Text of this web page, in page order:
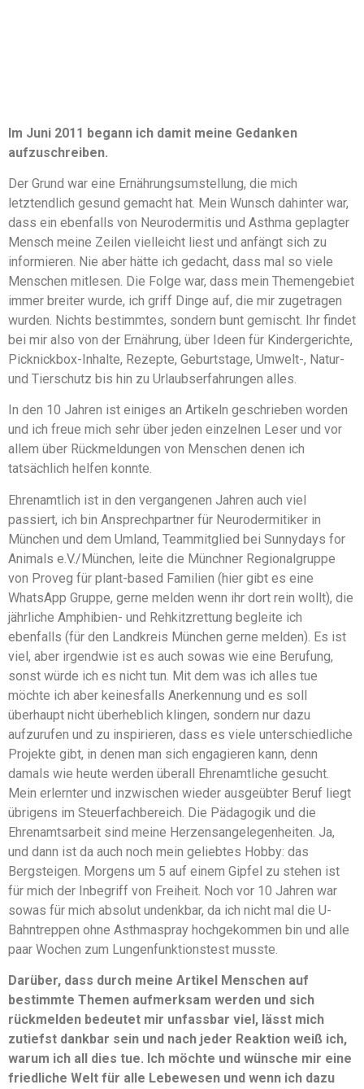
Im Juni 2011 begann ich damit meine Gedanken
aufzuschreiben.
Der Grund war eine Ernährungsumstellung, die mich
letztendlich gesund gemacht hat. Mein Wunsch dahinter war,
dass ein ebenfalls von Neurodermitis und Asthma geplagter
Mensch meine Zeilen vielleicht liest und anfängt sich zu
informieren. Nie aber hätte ich gedacht, dass mal so viele
Menschen mitlesen. Die Folge war, dass mein Themengebiet
immer breiter wurde, ich griff Dinge auf, die mir zugetragen
wurden. Nichts bestimmtes, sondern bunt gemischt. Ihr findet
bei mir also von der Ernährung, über Ideen für Kindergerichte,
Picknickbox-Inhalte, Rezepte, Geburtstage, Umwelt-, Natur-
und Tierschutz bis hin zu Urlaubserfahrungen alles.
In den 10 Jahren ist einiges an Artikeln geschrieben worden
und ich freue mich sehr über jeden einzelnen Leser und vor
allem über Rückmeldungen von Menschen denen ich
tatsächlich helfen konnte.
Ehrenamtlich ist in den vergangenen Jahren auch viel
passiert, ich bin Ansprechpartner für Neurodermitiker in
München und dem Umland, Teammitglied bei Sunnydays for
Animals e.V./München, leite die Münchner Regionalgruppe
von Proveg für plant-based Familien (hier gibt es eine
WhatsApp Gruppe, gerne melden wenn ihr dort rein wollt), die
jährliche Amphibien- und Rehkitzrettung begleite ich
ebenfalls (für den Landkreis München gerne melden). Es ist
viel, aber irgendwie ist es auch sowas wie eine Berufung,
sonst würde ich es nicht tun. Mit dem was ich alles tue
möchte ich aber keinesfalls Anerkennung und es soll
überhaupt nicht überheblich klingen, sondern nur dazu
aufzurufen und zu inspirieren, dass es viele unterschiedliche
Projekte gibt, in denen man sich engagieren kann, denn
damals wie heute werden überall Ehrenamtliche gesucht.
Mein erlernter und inzwischen wieder ausgeübter Beruf liegt
übrigens im Steuerfachbereich. Die Pädagogik und die
Ehrenamtsarbeit sind meine Herzensangelegenheiten. Ja,
und dann ist da auch noch mein geliebtes Hobby: das
Bergsteigen. Morgens um 5 auf einem Gipfel zu stehen ist
für mich der Inbegriff von Freiheit. Noch vor 10 Jahren war
sowas für mich absolut undenkbar, da ich nicht mal die U-
Bahntreppen ohne Asthmaspray hochgekommen bin und alle
paar Wochen zum Lungenfunktionstest musste.
Darüber, dass durch meine Artikel Menschen auf
bestimmte Themen aufmerksam werden und sich
rückmelden bedeutet mir unfassbar viel, lässt mich
zutiefst dankbar sein und nach jeder Reaktion weiß ich,
warum ich all dies tue. Ich möchte und wünsche mir eine
friedliche Welt für alle Lebewesen und wenn ich dazu